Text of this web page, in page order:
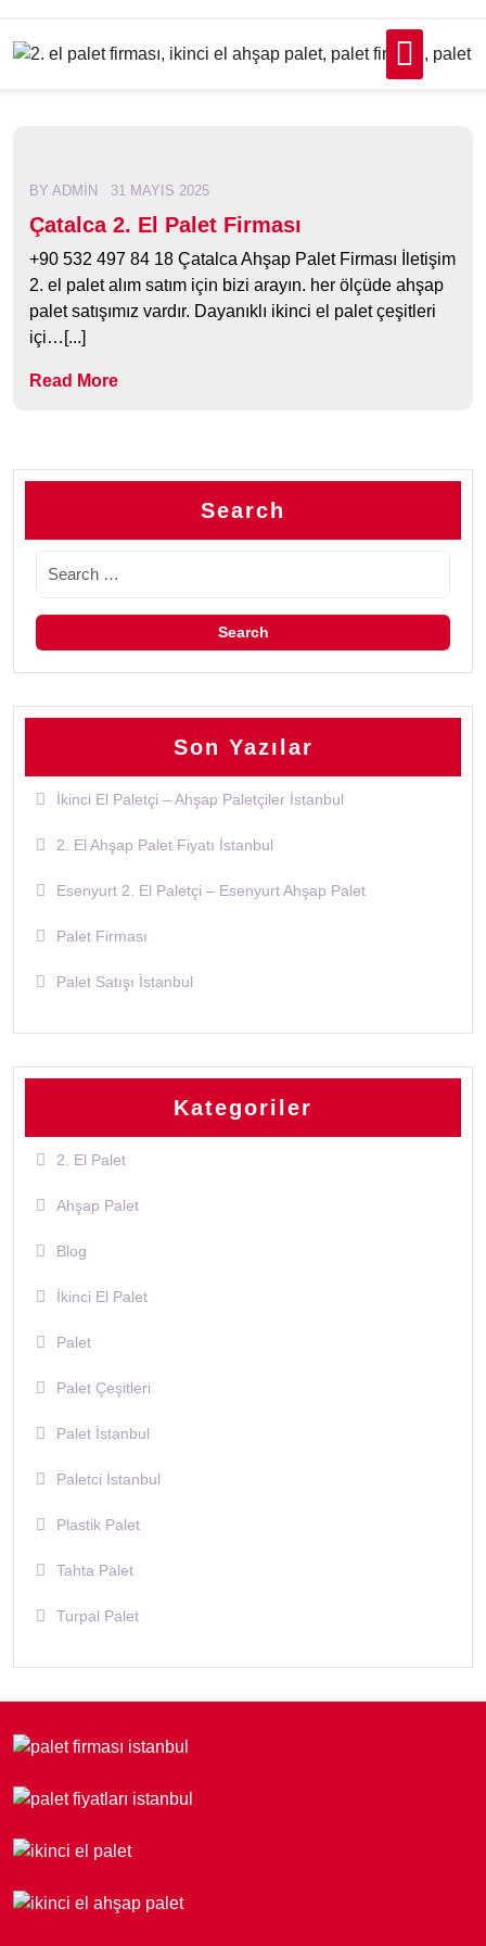
content
BY ADMIN 31 MAYIS 2025
Çatalca 2. El Palet Firması
+90 532 497 84 18 Çatalca Ahşap Palet Firması İletişim
2. el palet alım satım için bizi arayın. her ölçüde ahşap
palet satışımız vardır. Dayanıklı ikinci el palet çeşitleri
içi…[...]
Read More
Search
Son Yazılar
İkinci El Paletçi – Ahşap Paletçiler İstanbul
2. El Ahşap Palet Fiyatı İstanbul
Esenyurt 2. El Paletçi – Esenyurt Ahşap Palet
Palet Firması
Palet Satışı İstanbul
Kategoriler
2. El Palet
Ahşap Palet
Blog
İkinci El Palet
Palet
Palet Çeşitleri
Palet İstanbul
Paletci İstanbul
Plastik Palet
Tahta Palet
Turpal Palet